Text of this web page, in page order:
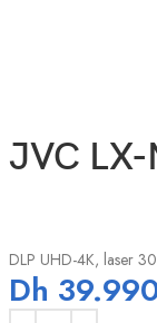
JVC
DLP UHD-4K, laser
Dh